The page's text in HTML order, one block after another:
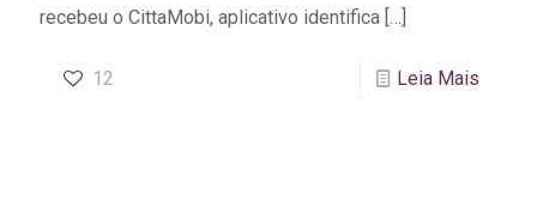
recebeu o CittaMobi, aplicativo identifica […]
12 Leia Mais